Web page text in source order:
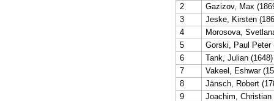
2
Gazizov, Max
3
Jeske, Kirsten
4
Morosova,
5
Gorski, Paul Peter
6
Tank, Julian (1648)
7
Vakeel, Eshwar
8
Jänsch, Robert
9
Joachim, Christian